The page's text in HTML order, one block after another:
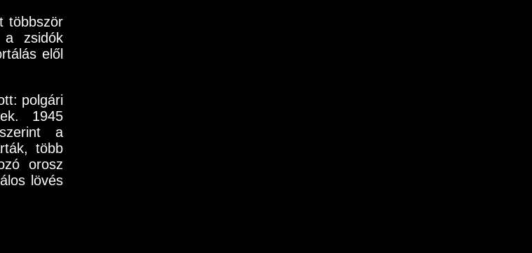
többször
a zsidók
elől
polgári
1945
a
több
orosz
lövés